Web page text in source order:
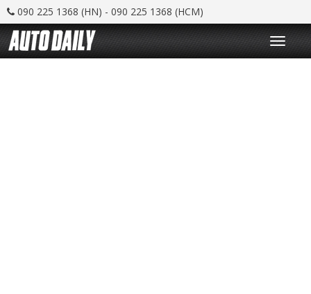
090 225 1368 (HN) - 090 225 1368 (HCM)
T
o
g